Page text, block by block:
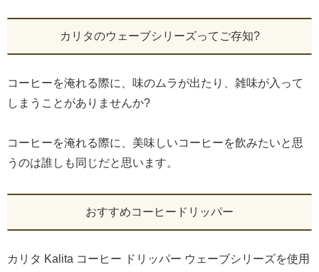
カリタのウェーブシリーズってご存知?
コーヒーを淹れる際に、味のムラが出たり、雑味が入って
しまうことがありませんか?
コーヒーを淹れる際に、美味しいコーヒーを飲みたいと思
うのは誰しも同じだと思います。
おすすめコーヒードリッパー
カリタ Kalita コーヒー ドリッパー ウェーブシリーズを使用